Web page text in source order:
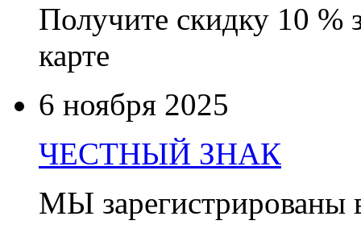
Получите скидку 10 %
карте
6 ноября 2025
ЧЕСТНЫЙ ЗНАК
МЫ